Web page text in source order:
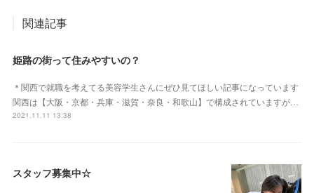
関連記事
姫路の街って住みやすいの？
＊関西で就職を考えてる美容学生さんにぜひ見てほしい記事になっています
関西は【大阪・京都・兵庫・滋賀・奈良・和歌山】で構成されていますが…
2021.11.11 13:38
スタッフ募集中☆